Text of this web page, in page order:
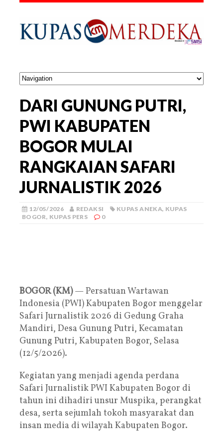
DARI GUNUNG PUTRI,
PWI KABUPATEN
BOGOR MULAI
RANGKAIAN SAFARI
JURNALISTIK 2026
12/05/2026 REDAKSI KUPAS ANEKA, KUPAS
BOGOR, KUPAS PERS 0
BOGOR (KM)— Persatuan Wartawan
Indonesia (PWI) Kabupaten Bogor menggelar
Safari Jurnalistik 2026 di Gedung Graha
Mandiri, Desa Gunung Putri, Kecamatan
Gunung Putri, Kabupaten Bogor, Selasa
(12/5/2026).
Kegiatan yang menjadi agenda perdana
Safari Jurnalistik PWI Kabupaten Bogor di
tahun ini dihadiri unsur Muspika, perangkat
desa, serta sejumlah tokoh masyarakat dan
insan media di wilayah Kabupaten Bogor.